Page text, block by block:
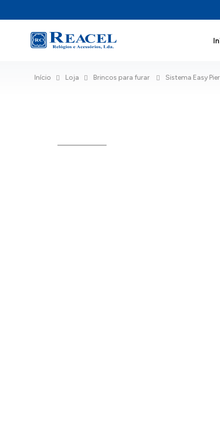
Início Loja Brincos para furar Sistema Easy